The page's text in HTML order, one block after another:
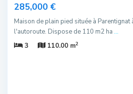
285,000 €
Maison de plain pied située à Parentignat
l'autoroute. Dispose de 110 m2 ha ...
3
110.00 m2